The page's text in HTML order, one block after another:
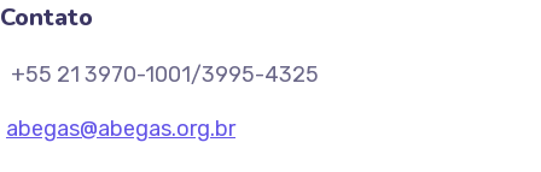
Contato
+55 21 3970-1001/3995-4325
abegas@abegas.org.br